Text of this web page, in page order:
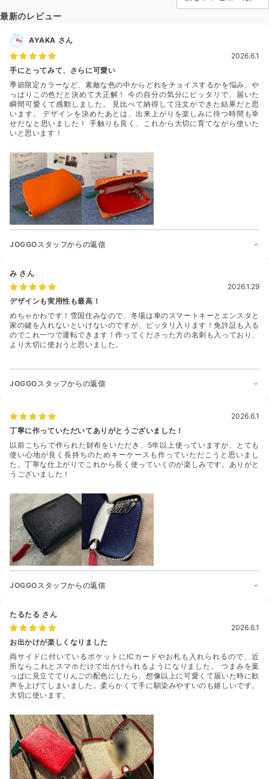
最新のレビュー
AYAKA さん
2026.6.1
手にとってみて、さらに可愛い
季節限定カラーなど、素敵な色の中からどれをチョイスするかを悩み、や
っぱりこの色だと決めて大正解！ 今の自分の気分にピッタリで、届いた
瞬間可愛くて感動しました。 見比べて納得して注文ができた結果だと思
います。 デザインを決めたあとは、出来上がりを楽しみに待つ時間も幸
せだなと思いました！ 手触りも良く、これから大切に育てながら使いた
いと思います！
JOGGOスタッフからの返信
み さん
2026.1.29
デザインも実用性も最高！
めちゃかわです！雪国住みなので、冬場は車のスマートキーとエンスタと
家の鍵を入れないといけないのですが、ピッタリ入ります！免許証も入る
のでこれ一つで運転できます！作ってくださった方の名刺も入っており、
より大切に使おうと思いました。
JOGGOスタッフからの返信
2026.6.1
丁寧に作っていただいてありがとうございました！
以前こちらで作られた財布をいただき、5年以上使っていますが、とても
使い心地が良く長持ちのためキーケースも作っていただこうと思いまし
た。丁寧な仕上がりでこれから長く使っていくのが楽しみです。ありがと
うございました！
JOGGOスタッフからの返信
たるたる さん
2026.6.1
お出かけが楽しくなりました
両サイドに付いているポケットにICカードやお札も入れられるので、近
所ならこれとスマホだけで出かけられるようになりました。 つまみを葉
っぱに見立ててりんごの配色にしたら、想像以上に可愛くて届いた時に歓
声を上げてしまいました。柔らかくて手に馴染みやすいのも嬉しいです。
大切に使います。